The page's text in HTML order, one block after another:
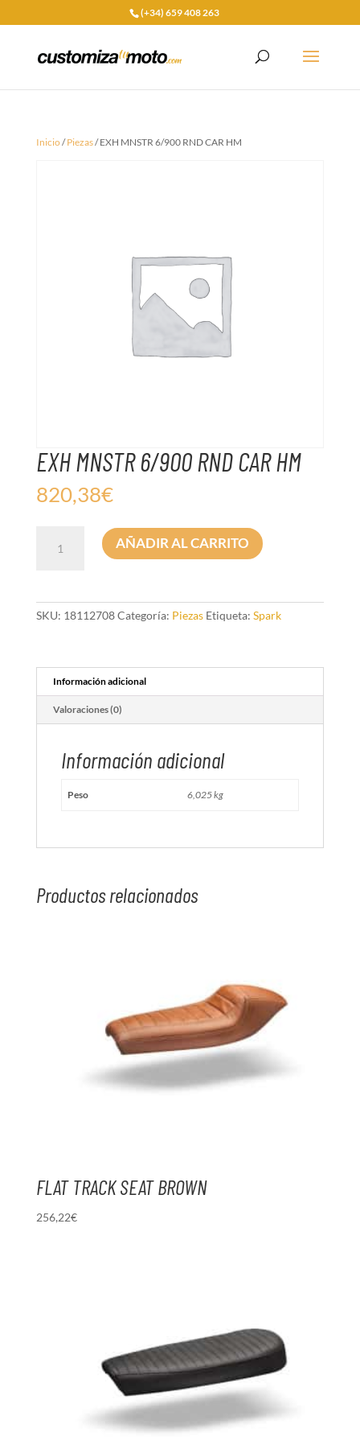
(+34) 659 408 263
Inicio/Piezas/ EXH MNSTR 6/900 RND CAR HM
EXH MNSTR 6/900 RND CAR HM
820,38€
MNSTR
HM
AÑADIR AL CARRITO
SKU: 18112708Categoría: Piezas Etiqueta: Spark
Información adicional
Valoraciones (0)
Información adicional
Peso 6,025 kg
Productos relacionados
FLAT TRACK SEAT BROWN
256,22€